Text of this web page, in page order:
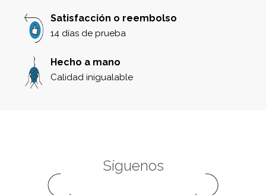
Satisfacción o reembolso
14 días de prueba
Hecho a mano
Calidad inigualable
Síguenos